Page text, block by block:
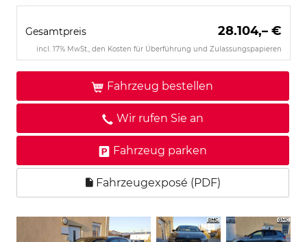
Gesamtpreis 28.104,– €
incl. 17% MwSt., den Kosten für Überführung und Zulassungspapieren
Fahrzeug bestellen
Wir rufen Sie an
Fahrzeug parken
Fahrzeugexposé (PDF)